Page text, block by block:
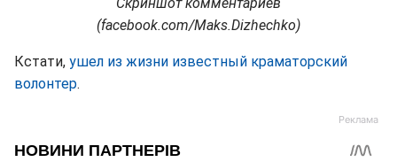
(facebook.com/Maks.Dizhechko)
Кстати, ушел из жизни известный краматорский
волонтер.